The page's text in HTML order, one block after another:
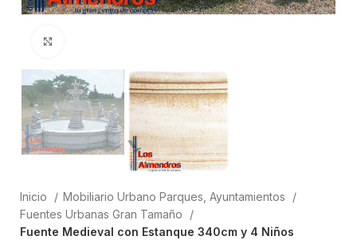
Inicio
Mobiliario Urbano Parques, Ayuntamientos
Fuentes Urbanas Gran Tamaño
Fuente Medieval con Estanque 340cm y 4 Niños